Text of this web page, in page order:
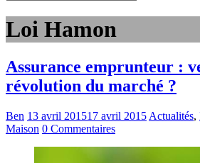
Loi Hamon
Assurance emprunteur :
révolution du marché ?
Ben 13 avril 201517 avril 2015 Actualités,
Maison 0 Commentaires